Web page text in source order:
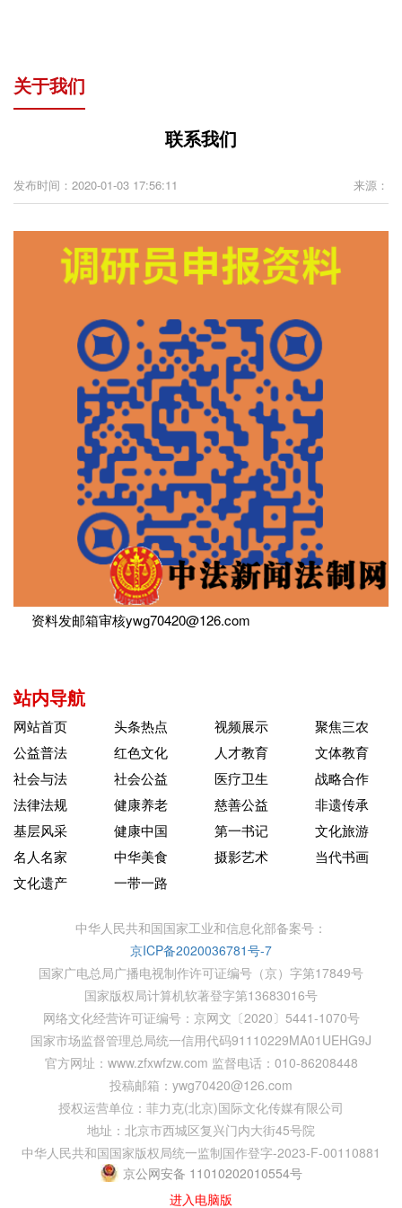
关于我们
联系我们
发布时间：2020-01-03 17:56:11 来源：
资料发邮箱审核ywg70420@126.com
站内导航
网站首页 头条热点 视频展示
聚焦三农
公益普法
红色文化 人才教育
文体教育
社会与法
社会公益 医疗卫生
战略合作
法律法规
健康养老 慈善公益
非遗传承
基层风采
健康中国 第一书记
文化旅游
名人名家
中华美食 摄影艺术
当代书画
文化遗产
一带一路
中华人民共和国国家工业和信息化部备案号：
京ICP备2020036781号-7
国家广电总局广播电视制作许可证编号（京）字第17849号
国家版权局计算机软著登字第13683016号
网络文化经营许可证编号：京网文〔2020〕5441-1070号
国家市场监督管理总局统一信用代码91110229MA01UEHG9J
官方网址：www.zfxwfzw.com 监督电话：010-86208448
投稿邮箱：ywg70420@126.com
授权运营单位：菲力克(北京)国际文化传媒有限公司
地址：北京市西城区复兴门内大街45号院
中华人民共和国国家版权局统一监制国作登字-2023-F-00110881
京公网安备 11010202010554号
进入电脑版